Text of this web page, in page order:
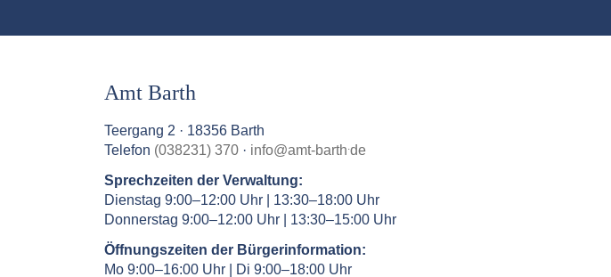
Amt Barth
Teergang 2 · 18356 Barth
Telefon (038231) 370 · info@amt-barth.de
Sprechzeiten der Verwaltung:
Dienstag 9:00–12:00 Uhr | 13:30–18:00 Uhr
Donnerstag 9:00–12:00 Uhr | 13:30–15:00 Uhr
Öffnungszeiten der Bürgerinformation:
Mo 9:00–16:00 Uhr | Di 9:00–18:00 Uhr